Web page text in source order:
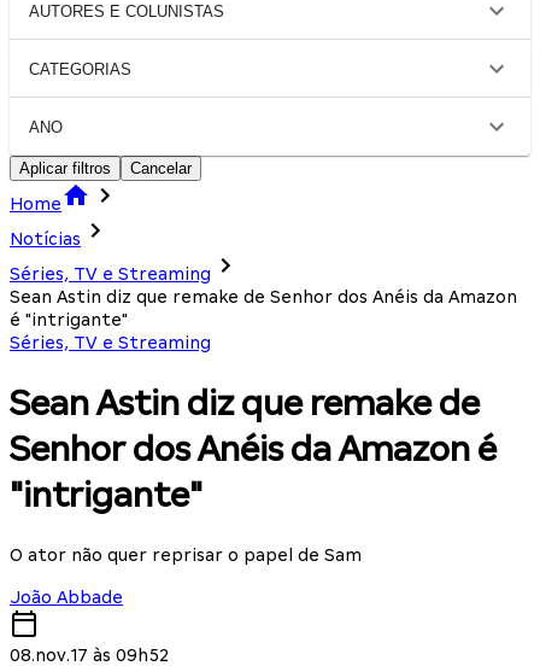
AUTORES E COLUNISTAS
CATEGORIAS
ANO
Aplicar filtros Cancelar
Home
Notícias
Séries, TV e Streaming
Sean Astin diz que remake de Senhor dos Anéis da Amazon
é "intrigante"
Séries, TV e Streaming
Sean Astin diz que remake de
Senhor dos Anéis da Amazon é
"intrigante"
O ator não quer reprisar o papel de Sam
João Abbade
08.nov.17 às 09h52